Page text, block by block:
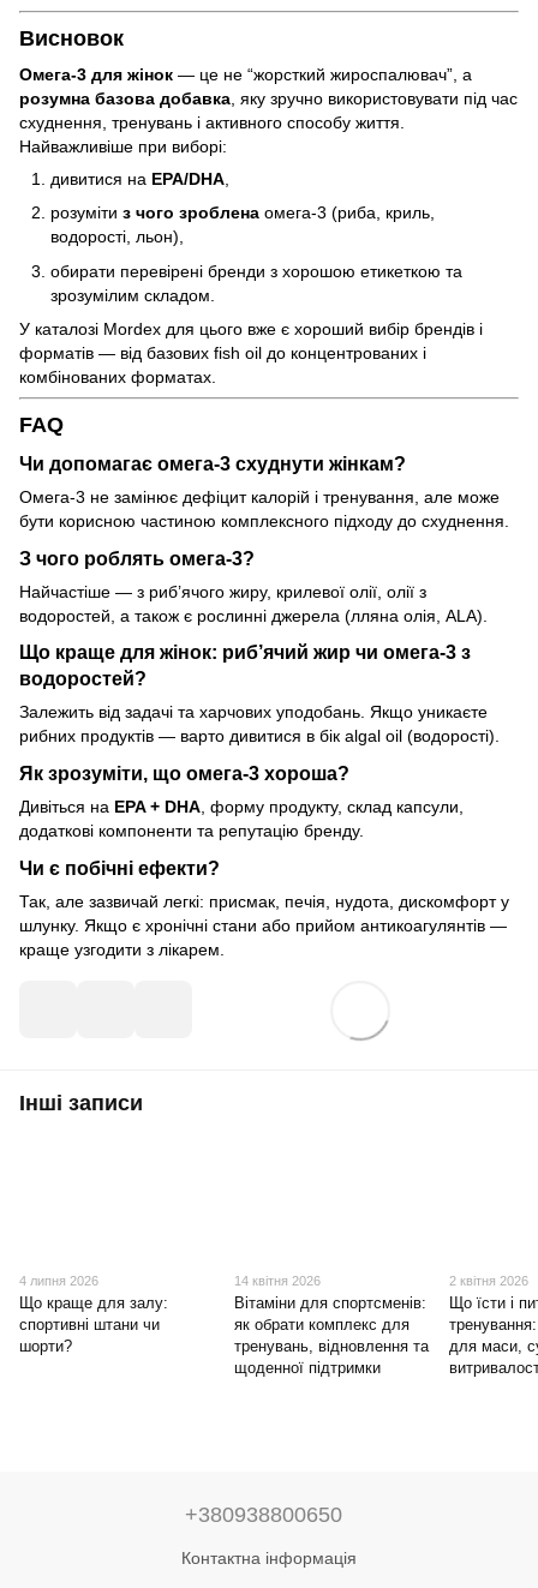
Висновок
Омега-3 для жінок — це не “жорсткий жироспалювач”, а
розумна базова добавка , яку зручно використовувати під час
схуднення, тренувань і активного способу життя.
Найважливіше при виборі:
дивитися на EPA/DHA
розуміти з чого зроблена омега-3 (риба, криль,
водорості, льон),
обирати перевірені бренди з хорошою етикеткою та
зрозумілим складом.
У каталозі Mordex для цього вже є хороший вибір брендів і
форматів — від базових fish oil до концентрованих і
комбінованих форматах.
FAQ
Чи допомагає омега-3 схуднути жінкам?
Омега-3 не замінює дефіцит калорій і тренування, але може
бути корисною частиною комплексного підходу до схуднення.
З чого роблять омега-3?
Найчастіше — з риб’ячого жиру, крилевої олії, олії з
водоростей, а також є рослинні джерела (лляна олія, ALA).
Що краще для жінок: риб’ячий жир чи омега-3 з
водоростей?
Залежить від задачі та харчових уподобань. Якщо уникаєте
рибних продуктів — варто дивитися в бік algal oil (водорості).
Як зрозуміти, що омега-3 хороша?
Дивіться на EPA + DHA, форму продукту, склад капсули,
додаткові компоненти та репутацію бренду.
Чи є побічні ефекти?
Так, але зазвичай легкі: присмак, печія, нудота, дискомфорт у
шлунку. Якщо є хронічні стани або прийом антикоагулянтів —
краще узгодити з лікарем.
Інші записи
4 липня 2026
Що краще для залу:
спортивні штани чи
шорти?
14 квітня 2026
Вітаміни для спортсменів:
як обрати комплекс для
тренувань, відновлення та
щоденної підтримки
2 квітня 2026
Що їсти і
для маси,
+380938800650
Контактна інформація